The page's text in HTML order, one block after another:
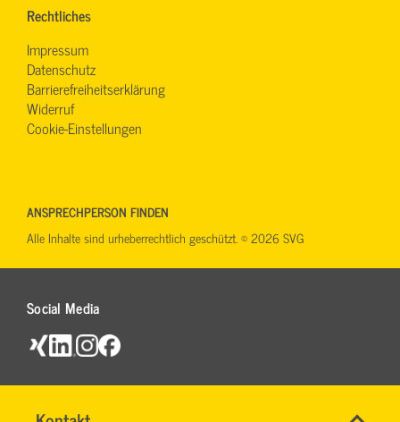
Name*
Rechtliches
Impressum
Datenschutz
Barrierefreiheitserklärung
Widerruf
Cookie-Einstellungen
Social Media
ANSPRECHPERSON FINDEN
Alle Inhalte sind urheberrechtlich geschützt. © 2026 SVG